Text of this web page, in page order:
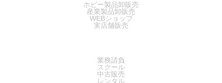
ホビー製品卸販売
産業製品卸販売
WEBショップ
実店舗販売
業務請負
スクール
中古販売
レンタル